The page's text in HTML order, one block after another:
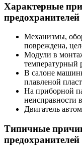
Характерные
предохранителей
Механизмы,
повреждена,
Модули в
температурный
В салоне
плавленой
На приборной
неисправности
Двигатель
Типичные
предохранителей